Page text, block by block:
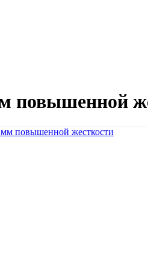
повышенной